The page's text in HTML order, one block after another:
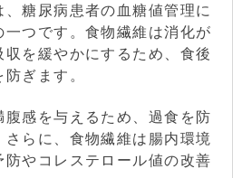
糖尿病患者の血糖値管理に
一つです。食物繊維は消化が
を緩やかにするため、食後
ぎます。
腹感を与えるため、過食を防
さらに、食物繊維は腸内環境
防やコレステロール値の改善